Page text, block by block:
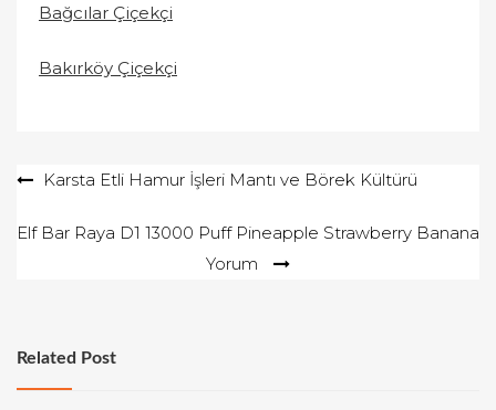
Bağcılar Çiçekçi
Bakırköy Çiçekçi
YazıKarsta Etli Hamur İşleri Mantı ve Börek Kültürü
Elf Bar Raya D1 13000 Puff Pineapple Strawberry Banana
Yorum
Related Post